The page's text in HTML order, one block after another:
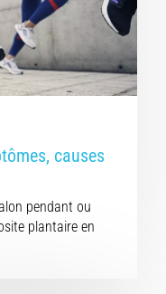
causes
pendant ou
plantaire en